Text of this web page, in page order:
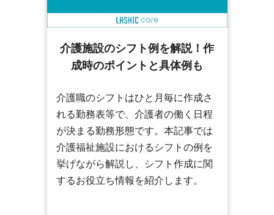
介護施設のシフト例を解説！作
成時のポイントと具体例も
介護職のシフトはひと月毎に作成さ
れる勤務表等で、介護者の働く日程
が決まる勤務形態です。本記事では
介護福祉施設におけるシフトの例を
挙げながら解説し、シフト作成に関
するお役立ち情報を紹介します。